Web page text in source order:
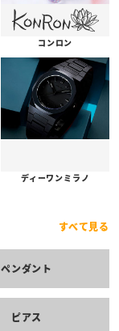
コンロン
ディーワンミラノ
すべて見る
ペンダント
ピアス